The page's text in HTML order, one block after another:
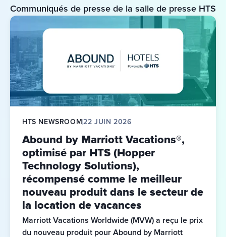
Communiqués de presse de la salle de presse HTS
HTS NEWSROOM 22 JUIN 2026
Abound by Marriott Vacations®,
optimisé par HTS (Hopper
Technology Solutions),
récompensé comme le meilleur
nouveau produit dans le secteur de
la location de vacances
Marriott Vacations Worldwide (MVW) a reçu le prix
du nouveau produit pour Abound by Marriott